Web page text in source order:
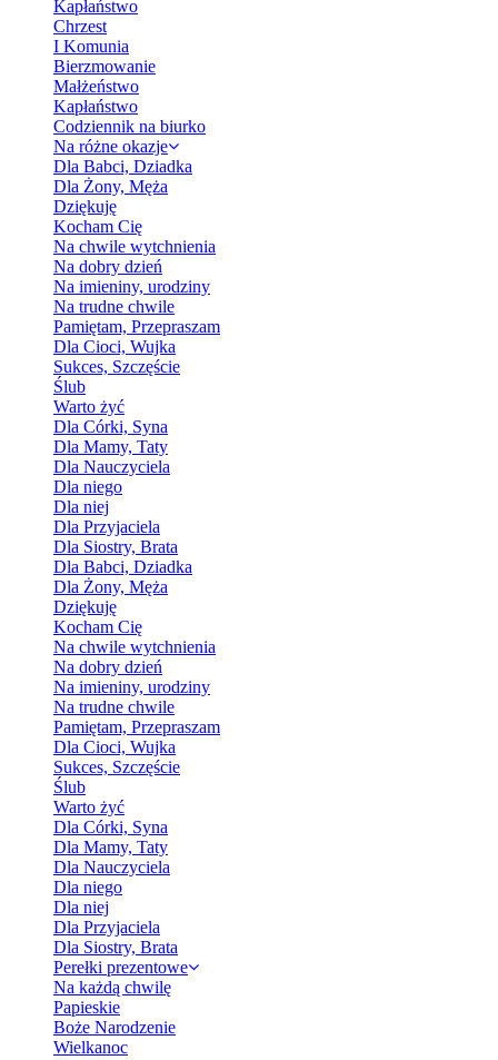
Kapłaństwo
Chrzest
I Komunia
Bierzmowanie
Małżeństwo
Kapłaństwo
Codziennik na biurko
Na różne okazje
Dla Babci, Dziadka
Dla Żony, Męża
Dziękuję
Kocham Cię
Na chwile wytchnienia
Na dobry dzień
Na imieniny, urodziny
Na trudne chwile
Pamiętam, Przepraszam
Dla Cioci, Wujka
Sukces, Szczęście
Ślub
Warto żyć
Dla Córki, Syna
Dla Mamy, Taty
Dla Nauczyciela
Dla niego
Dla niej
Dla Przyjaciela
Dla Siostry, Brata
Dla Babci, Dziadka
Dla Żony, Męża
Dziękuję
Kocham Cię
Na chwile wytchnienia
Na dobry dzień
Na imieniny, urodziny
Na trudne chwile
Pamiętam, Przepraszam
Dla Cioci, Wujka
Sukces, Szczęście
Ślub
Warto żyć
Dla Córki, Syna
Dla Mamy, Taty
Dla Nauczyciela
Dla niego
Dla niej
Dla Przyjaciela
Dla Siostry, Brata
Perełki prezentowe
Na każdą chwilę
Papieskie
Boże Narodzenie
Wielkanoc